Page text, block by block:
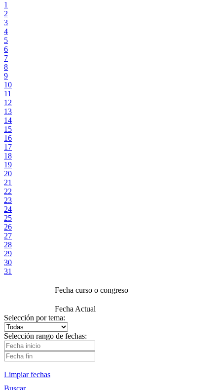
1
2
3
4
5
6
7
8
9
10
11
12
13
14
15
16
17
18
19
20
21
22
23
24
25
26
27
28
29
30
31
Fecha curso o congreso
Fecha Actual
Selección por tema:
Selección rango de fechas:
Limpiar fechas